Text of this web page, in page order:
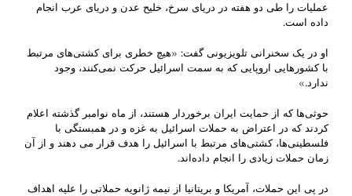
عملیات را طی دو هفته در دریای سرخ، خلیح عدن و دریای عرب انجام
داده است.
او در یک سخنرانی تلویزیونی گفت: «هیچ خطری برای کشتی‌های مرتبط
با کشورهایی اروپایی که به سمت اسرائیل حرکت نمی‌کنند، وجود
ندارد.»
حوثی‌ها که از حمایت ایران برخوردار هستند، از ماه نوامبر گذشته اعلام
کردند که در اعتراض به حملات اسرائیل به غزه و در همبستگی با
فلسطینی‌ها، کشتی‌های مرتبط با اسرائیل را هدف قرار می دهند و از آن
زمان حملات زیادی را انجام داده‌اند.
در پی این حملات، آمریکا و بریتانیا از نیمه ژانویه حملاتی را علیه اهداف